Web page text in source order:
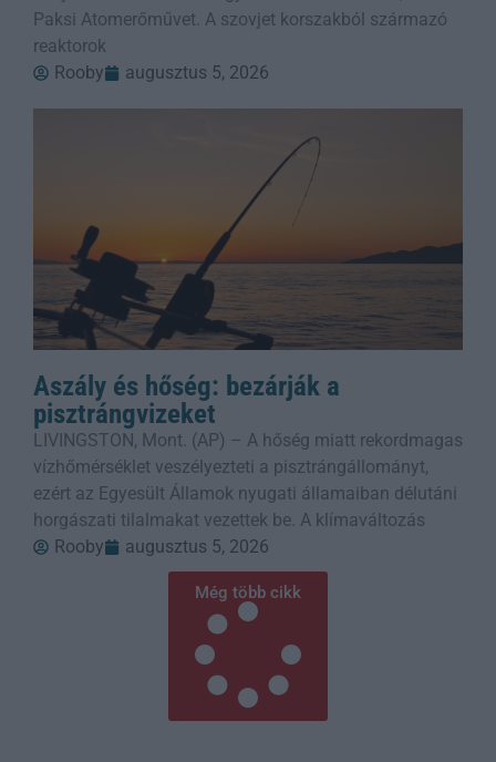
Paksi Atomerőművet. A szovjet korszakból származó
reaktorok
Rooby
augusztus 5, 2026
Aszály és hőség: bezárják a
pisztrángvizeket
LIVINGSTON, Mont. (AP) – A hőség miatt rekordmagas
vízhőmérséklet veszélyezteti a pisztrángállományt,
ezért az Egyesült Államok nyugati államaiban délutáni
horgászati tilalmakat vezettek be. A klímaváltozás
Rooby
augusztus 5, 2026
Még több cikk